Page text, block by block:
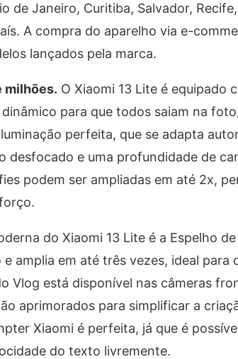
de Janeiro, Curitiba, Salvador,
A compra do aparelho via e-
lançados pela marca.
milhões. O Xiaomi 13 Lite é equipado
para que todos saiam na
perfeita, que se adapta
desfocado e uma profundidade de
podem ser ampliadas em até 2x,
do Xiaomi 13 Lite é a Espelho
e amplia em até três vezes, ideal
Vlog está disponível nas câmeras
aprimorados para simplificar a
Xiaomi é perfeita, já que é
do texto livremente.